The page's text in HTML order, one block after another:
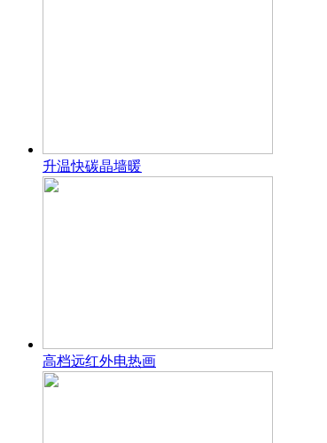
升温快碳晶墙暖
高档远红外电热画